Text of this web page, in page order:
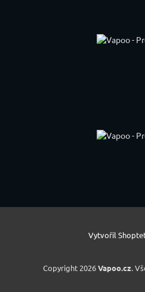
Vytvořil
Copyright 2026Vapoo.cz.